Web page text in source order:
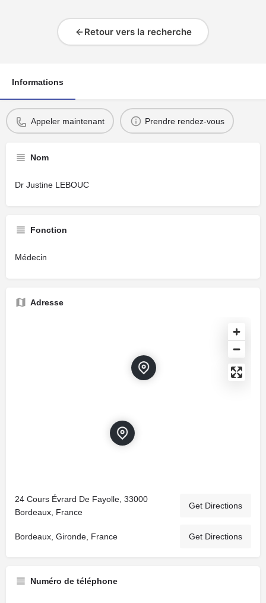
Retour vers la recherche
Informations
Appeler maintenant Prendre rendez-vous
Nom
Dr Justine LEBOUC
Fonction
Médecin
Adresse
24 Cours Évrard De Fayolle, 33000
Bordeaux, France
Get Directions
Bordeaux, Gironde, France Get Directions
Numéro de téléphone